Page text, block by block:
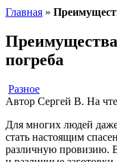
Главная »
Преимущества
погреба
Разное
Автор Сергей В. На
Для многих людей
стать настоящим
различную провизию.